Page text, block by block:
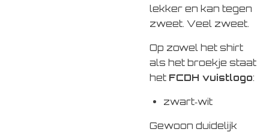
lekker en kan tegen
zweet. Veel zweet.
Op zowel het shirt
als het broekje staat
het FCDH vuistlogo:
zwart‑wit
Gewoon duidelijk